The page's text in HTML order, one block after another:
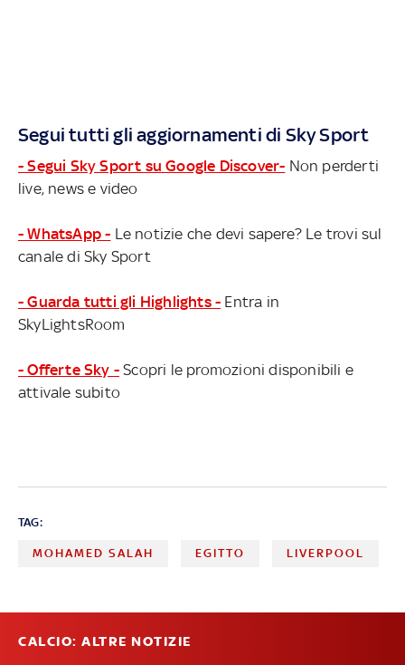
Segui tutti gli aggiornamenti di Sky Sport
- Segui Sky Sport su Google Discover- Non perderti
live, news e video
- WhatsApp - Le notizie che devi sapere? Le trovi sul
canale di Sky Sport
- Guarda tutti gli Highlights - Entra in
SkyLightsRoom
- Offerte Sky - Scopri le promozioni disponibili e
attivale subito
TAG:
MOHAMED SALAH EGITTO LIVERPOOL
CALCIO: ALTRE NOTIZIE